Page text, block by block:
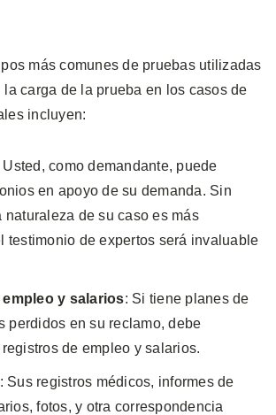
más comunes de pruebas utilizadas
la carga de la prueba en los casos de
incluyen:
Usted, como demandante, puede
en apoyo de su demanda. Sin
naturaleza de su caso es más
testimonio de expertos será invaluable
y salarios: Si tiene planes de
perdidos en su reclamo, debe
de empleo y salarios.
: Sus registros médicos, informes de
fotos, y otra correspondencia